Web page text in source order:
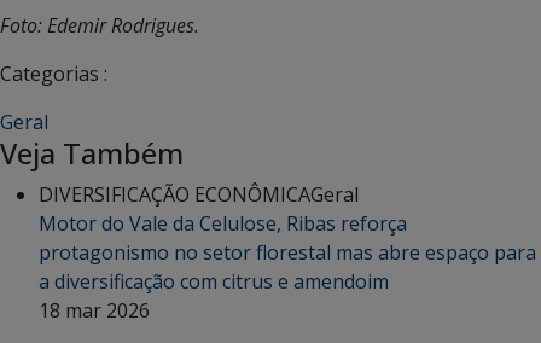
Foto: Edemir Rodrigues.
Categorias :
Geral
Veja Também
DIVERSIFICAÇÃO ECONÔMICAGeral
Motor do Vale da Celulose, Ribas reforça
protagonismo no setor florestal mas abre espaço para
a diversificação com citrus e amendoim
18 mar 2026